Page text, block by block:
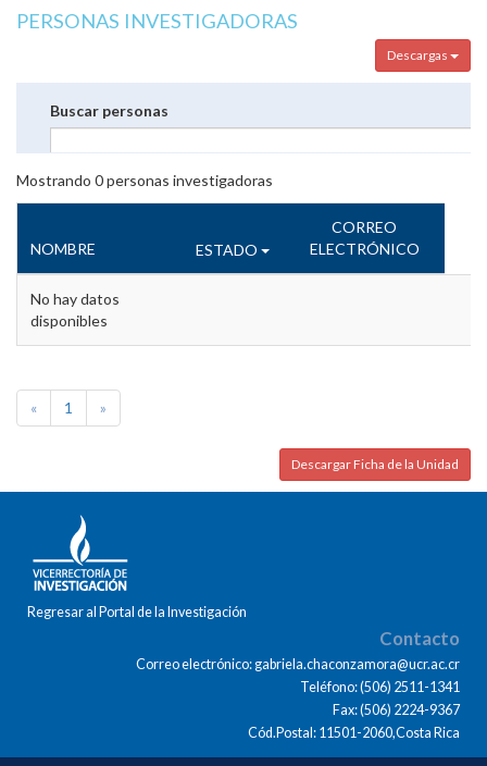
PERSONAS INVESTIGADORAS
Descargas
Buscar personas
Mostrando 0personas investigadoras
NOMBRE ESTADO
CORREO
ELECTRÓNICO
No hay datos
disponibles
« 1 »
Descargar Ficha de la Unidad
Regresar al Portal de la Investigación
Contacto
Correo electrónico: gabriela.chaconzamora@ucr.ac.cr
Teléfono: (506) 2511-1341
Fax: (506) 2224-9367
Cód.Postal: 11501-2060,Costa Rica